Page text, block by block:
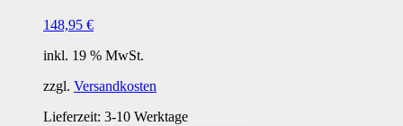
148,95 €
inkl. 19 % MwSt.
zzgl. Versandkosten
Lieferzeit: 3-10 Werktage